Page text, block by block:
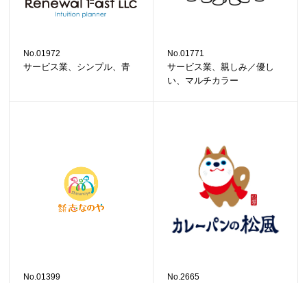
No.01972
サービス業、シンプル、青
No.01771
サービス業、親しみ／優し
い、マルチカラー
No.01399 No.2665